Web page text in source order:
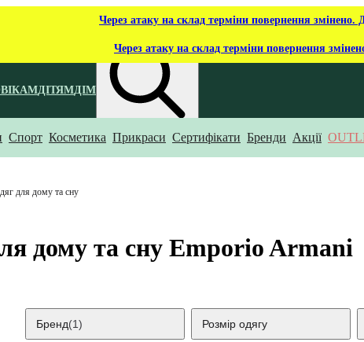
Через атаку на склад терміни повернення змінено.
Через атаку на склад терміни повернення
ДІТЯМДІМ
Що ти шукаєш?
Спорт Косметика Прикраси Сертифікати Бренди Акції
для дому та сну
дому та сну Emporio Armani
Бренд(1) Розмір одягу